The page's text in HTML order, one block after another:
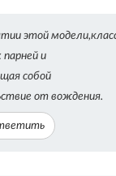
этой
и
собой
от вождения.